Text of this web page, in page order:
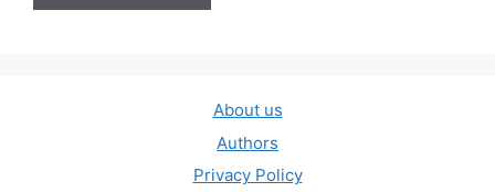
About us
Authors
Privacy Policy